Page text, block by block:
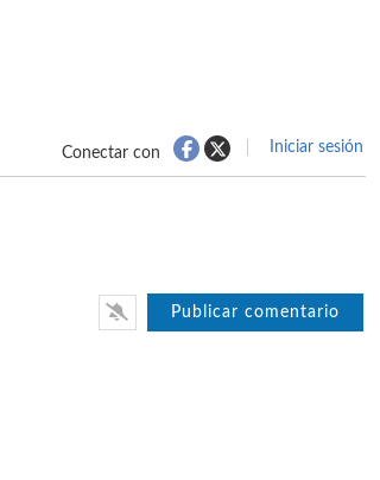
Conectar con Iniciar sesión